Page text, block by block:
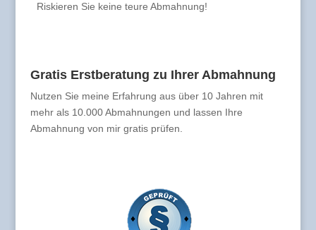
Riskieren Sie keine teure Abmahnung!
Gratis Erstberatung zu Ihrer Abmahnung
Nutzen Sie meine Erfahrung aus über 10 Jahren mit
mehr als 10.000 Abmahnungen und lassen Ihre
Abmahnung von mir gratis prüfen.